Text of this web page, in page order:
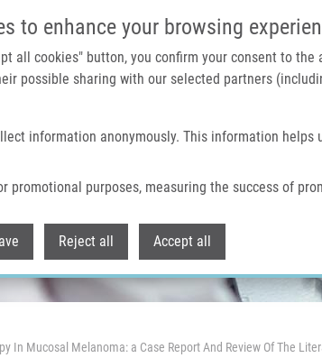
to enhance your browsing
all cookies" button, you confirm your consent to the
possible sharing with our selected partners
information anonymously. This information helps
promotional purposes, measuring the success of
Reject all Accept all
navigace
In Mucosal Melanoma: a Case Report And Review Of The